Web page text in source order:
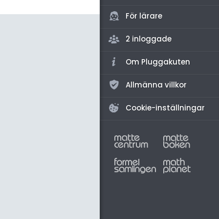
För lärare
2 inloggade
Om Pluggakuten
Allmänna villkor
Cookie-inställningar